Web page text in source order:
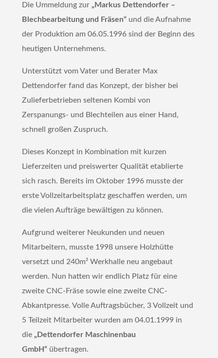
Die Ummeldung zur „Markus Dettendorfer –
Blechbearbeitung und Fräsen“und die Aufnahme
der Produktion am 06.05.1996 sind der Beginn des
heutigen Unternehmens.
Unterstützt vom Vater und Berater Max
Dettendorfer fand das Konzept, der bisher bei
Zulieferbetrieben seltenen Kombi von
Zerspanungs- und Blechteilen aus einer Hand,
schnell großen Zuspruch.
Dieses Konzept in Kombination mit kurzen
Lieferzeiten und preiswerter Qualität etablierte
sich rasch. Bereits im Oktober 1996 musste der
erste Vollzeitarbeitsplatz geschaffen werden, um
die vielen Aufträge bewältigen zu können.
Aufgrund weiterer Neukunden und neuen
Mitarbeitern, musste 1998 unsere Holzhütte
versetzt und 240m² Werkhalle neu angebaut
werden. Nun hatten wir endlich Platz für eine
zweite CNC-Fräse sowie eine zweite CNC-
Abkantpresse. Volle Auftragsbücher, 3 Vollzeit und
5 Teilzeit Mitarbeiter wurden am 04.01.1999 in
die „Dettendorfer Maschinenbau
GmbH“übertragen.